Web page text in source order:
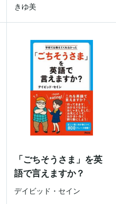
きゆ美
「ごちそうさま」を英
語で言えますか？
デイビッド・セイン